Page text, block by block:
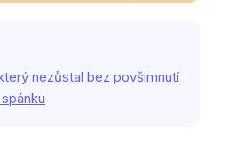
nezůstal bez povšimnutí